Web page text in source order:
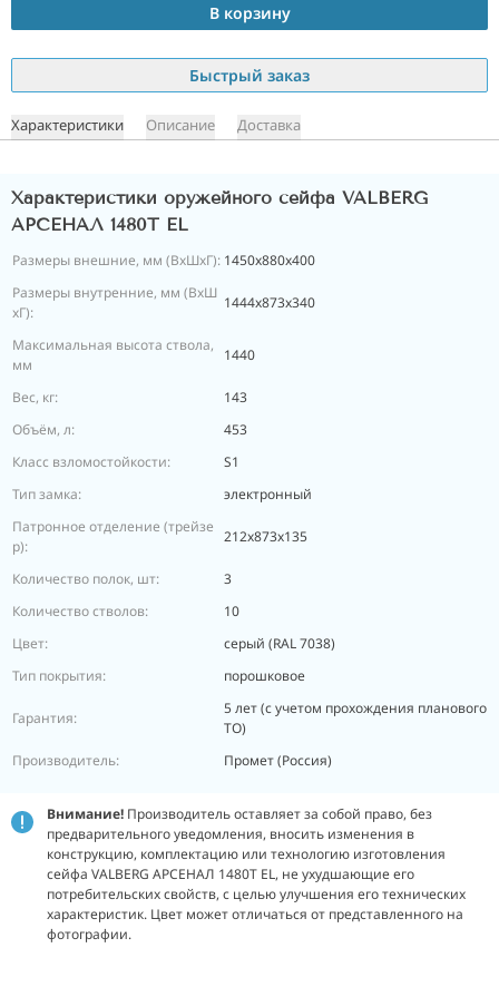
В корзину
Быстрый заказ
Характеристики Описание Доставка
Характеристики оружейного сейфа VALBERG
АРСЕНАЛ 1480Т EL
Размеры внешние, мм (ВхШхГ): 1450x880x400
Размеры внутренние, мм (ВхШ
хГ):
1444x873x340
Максимальная высота ствола,
мм
1440
Вес, кг:
143
Объём, л:
453
Класс взломостойкости:
S1
Тип замка:
электронный
Патронное отделение (трейзе
р):
212х873х135
Количество полок, шт:
3
Количество стволов:
10
Цвет:
серый (RAL 7038)
Тип покрытия:
порошковое
Гарантия:
5 лет (с учетом прохождения планового
ТО)
Производитель:
Промет (Россия)
Внимание! Производитель оставляет за собой право, без
предварительного уведомления, вносить изменения в
конструкцию, комплектацию или технологию изготовления
сейфа VALBERG АРСЕНАЛ 1480Т EL, не ухудшающие его
потребительских свойств, с целью улучшения его технических
характеристик. Цвет может отличаться от представленного на
фотографии.